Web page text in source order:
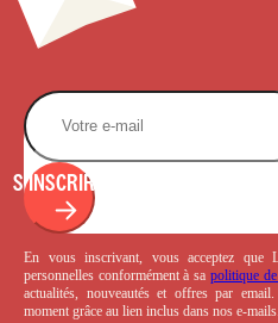
S'INSCRIRE
En vous inscrivant, vous acceptez que
personnelles conformément à sa politique
actualités, nouveautés et offres par
moment grâce au lien inclus dans nos e-mails.